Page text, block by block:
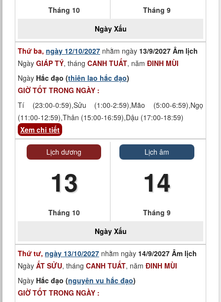
Tháng 10
Tháng 9
Ngày Xấu
Thứ ba, ngày 12/10/2027 nhằm ngày 13/9/2027 Âm lịch
Ngày GIÁP TÝ, tháng CANH TUẤT, năm ĐINH MÙI
Ngày Hắc đạo (thiên lao hắc đạo)
GIỜ TỐT TRONG NGÀY :
Tí (23:00-0:59),Sửu (1:00-2:59),Mão (5:00-6:59),Ngọ
(11:00-12:59),Thân (15:00-16:59),Dậu (17:00-18:59)
Xem chi tiết
Lịch dương
13
Tháng 10
Lịch âm
14
Tháng 9
Ngày Xấu
Thứ tư, ngày 13/10/2027 nhằm ngày 14/9/2027 Âm lịch
Ngày ẤT SỬU, tháng CANH TUẤT, năm ĐINH MÙI
Ngày Hắc đạo (nguyên vu hắc đạo)
GIỜ TỐT TRONG NGÀY :